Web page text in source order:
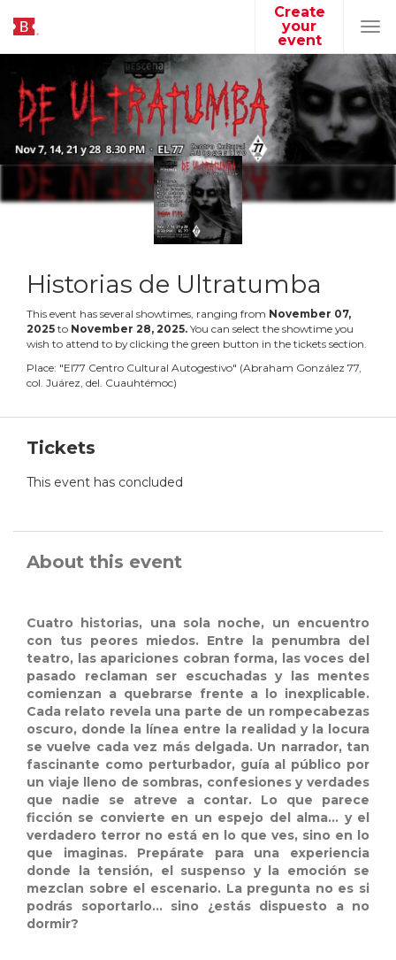
Create
your
event
Historias de Ultratumba
This event has several showtimes, ranging from November 07,
2025 to November 28, 2025. You can select the showtime you
wish to attend to by clicking the green button in the tickets section.
Place: "El77 Centro Cultural Autogestivo" (Abraham González 77,
col. Juárez, del. Cuauhtémoc)
Tickets
This event has concluded
About this event
Cuatro historias, una sola noche, un encuentro
con tus peores miedos. Entre la penumbra del
teatro, las apariciones cobran forma, las voces del
pasado reclaman ser escuchadas y las mentes
comienzan a quebrarse frente a lo inexplicable.
Cada relato revela una parte de un rompecabezas
oscuro, donde la línea entre la realidad y la locura
se vuelve cada vez más delgada. Un narrador, tan
fascinante como perturbador, guía al público por
un viaje lleno de sombras, confesiones y verdades
que nadie se atreve a contar. Lo que parece
ficción se convierte en un espejo del alma… y el
verdadero terror no está en lo que ves, sino en lo
que imaginas. Prepárate para una experiencia
donde la tensión, el suspenso y la emoción se
mezclan sobre el escenario. La pregunta no es si
podrás soportarlo… sino ¿estás dispuesto a no
dormir?